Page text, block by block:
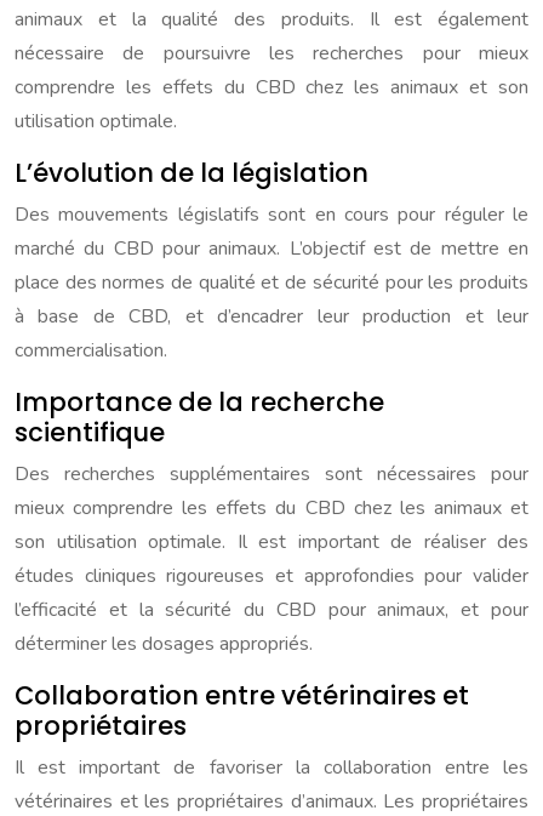
animaux et la qualité des produits. Il est également
nécessaire de poursuivre les recherches pour mieux
comprendre les effets du CBD chez les animaux et son
utilisation optimale.
L’évolution de la législation
Des mouvements législatifs sont en cours pour réguler le
marché du CBD pour animaux. L’objectif est de mettre en
place des normes de qualité et de sécurité pour les produits
à base de CBD, et d’encadrer leur production et leur
commercialisation.
Importance de la recherche
scientifique
Des recherches supplémentaires sont nécessaires pour
mieux comprendre les effets du CBD chez les animaux et
son utilisation optimale. Il est important de réaliser des
études cliniques rigoureuses et approfondies pour valider
l’efficacité et la sécurité du CBD pour animaux, et pour
déterminer les dosages appropriés.
Collaboration entre vétérinaires et
propriétaires
Il est important de favoriser la collaboration entre les
vétérinaires et les propriétaires d’animaux. Les propriétaires